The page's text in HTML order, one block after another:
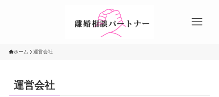
ホーム 運営会社
運営会社